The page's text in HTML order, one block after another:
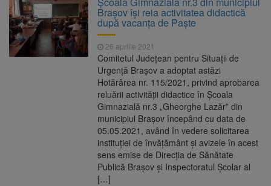
Ormeniș
6 august 2026
AUR a lansat platforma
suspeND.ro pentru urmărirea inițiativei de
suspendare a președintelui Nicușor Dan
6 august 2026
Înalta Curte analizează
dosarul lui Călin Georgescu și Horațiu Potra.
Judecătorii decid dacă începe procesul
Strategia națională pentru
biodiversitate 2026-2030, adoptată de Senat.
Proiectul merge la promulgare
Brașov îşi reia activitatea didactică
după vacanţa de Paşte
26 aprilie 2021
Comitetul Județean pentru Situații de
Urgență Brașov a adoptat astăzi
Hotărârea nr. 115/2021, privind aprobarea
reluării activității didactice în Școala
Gimnazială nr.3 „Gheorghe Lazăr” din
municipiul Brașov începând cu data de
05.05.2021, având în vedere solicitarea
instituției de învățământ și avizele în acest
sens emise de Direcția de Sănătate
Publică Brașov și Inspectoratul Școlar al
[…]